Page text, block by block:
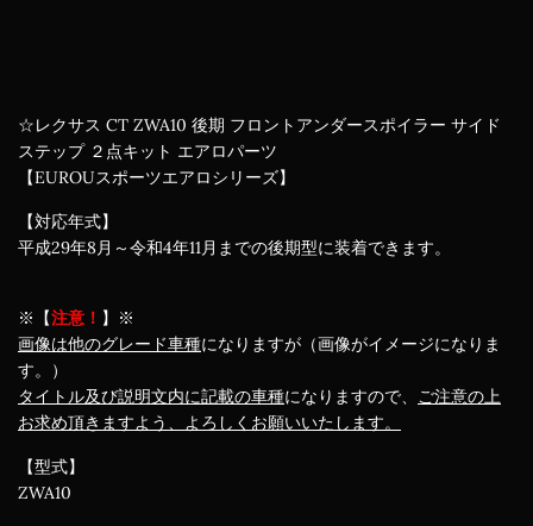
☆レクサス CT ZWA10 後期 フロントアンダースポイラー サイド
ステップ ２点キット エアロパーツ
【EUROUスポーツエアロシリーズ】
【対応年式】
平成29年8月～令和4年11月までの後期型に装着できます。
※【注意！ 】※
画像は他のグレード車種になりますが（画像がイメージになりま
す。）
タイトル及び説明文内に記載の車種になりますので、 ご注意の上
お求め頂きますよう、よろしくお願いいたします。
【型式】
ZWA10